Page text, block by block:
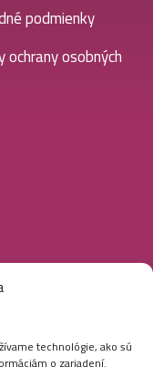
technológie, ako sú
podmienky
ochrany osobných